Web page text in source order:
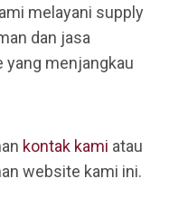
melayani supply
dan jasa
yang menjangkau
kontak kami atau
website kami ini.